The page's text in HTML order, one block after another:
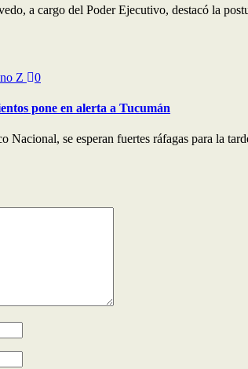
a cargo del Poder Ejecutivo, destacó la
Z 0
pone en alerta a Tucumán
Nacional, se esperan fuertes ráfagas para la